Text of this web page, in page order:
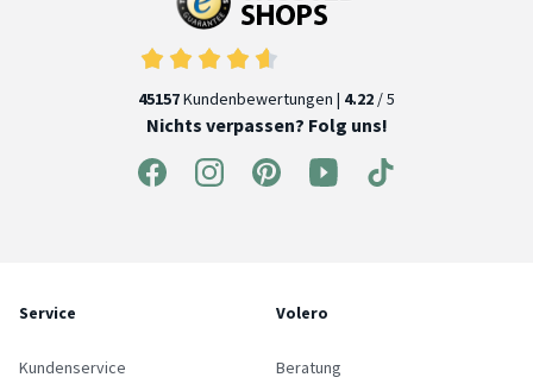
45157Kundenbewertungen | 4.22 / 5
Nichts verpassen? Folg uns!
Service
Kundenservice
Volero
Beratung